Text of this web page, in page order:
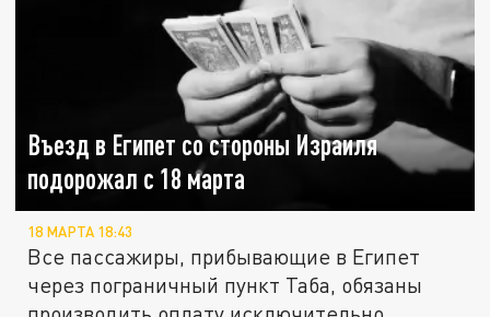
Въезд в Египет со стороны Израиля
подорожал с 18 марта
18 МАРТА 18:43
Все пассажиры, прибывающие в Египет
через пограничный пункт Таба, обязаны